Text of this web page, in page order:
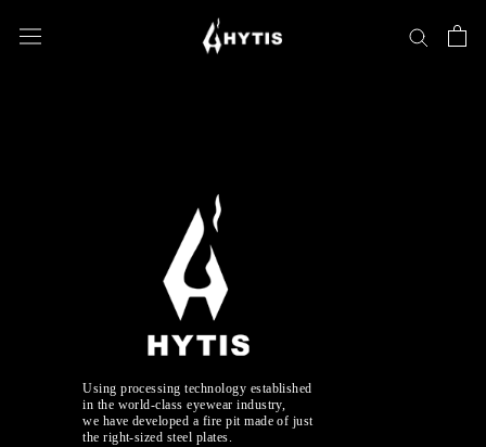
using processing technology established
in the world-class eyewear industry,
we have developed a fire pit made of just
the right-sized steel plates.